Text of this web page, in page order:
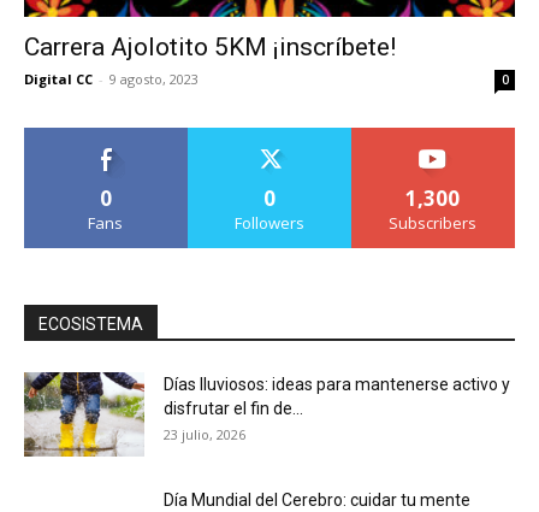
Carrera Ajolotito 5KM ¡inscríbete!
Digital CC - 9 agosto, 2023 0
0
Fans
0
Followers
1,300
Subscribers
ECOSISTEMA
Días lluviosos: ideas para mantenerse activo y
disfrutar el fin de...
23 julio, 2026
Día Mundial del Cerebro: cuidar tu mente